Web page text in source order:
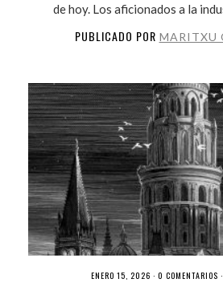
de hoy. Los aficionados a la
PUBLICADO POR MARITXU
ENERO 15, 2026 · 0 COMENTARIOS